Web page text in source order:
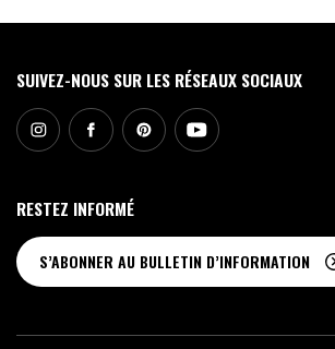
SUIVEZ-NOUS SUR LES RÉSEAUX SOCIAUX
RESTEZ INFORMÉ
S’ABONNER AU BULLETIN D’INFORMATION